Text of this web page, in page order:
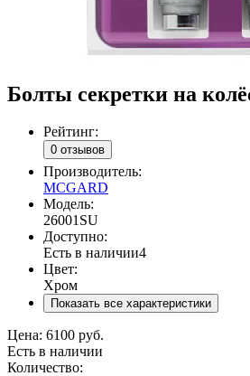
Болты секретки на
Рейтинг:
0 отзывов
Производитель:
MCGARD
Модель:
26001SU
Доступно:
Есть в наличии4
Цвет:
Хром
Показать все характеристики
Цена: 6100 руб.
Есть в наличии
Количество: